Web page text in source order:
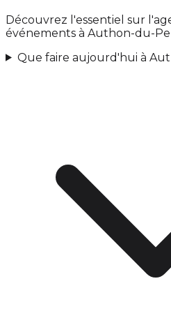
Découvrez l'essentiel sur
événements à Authon-du-
Que faire aujourd'hui à